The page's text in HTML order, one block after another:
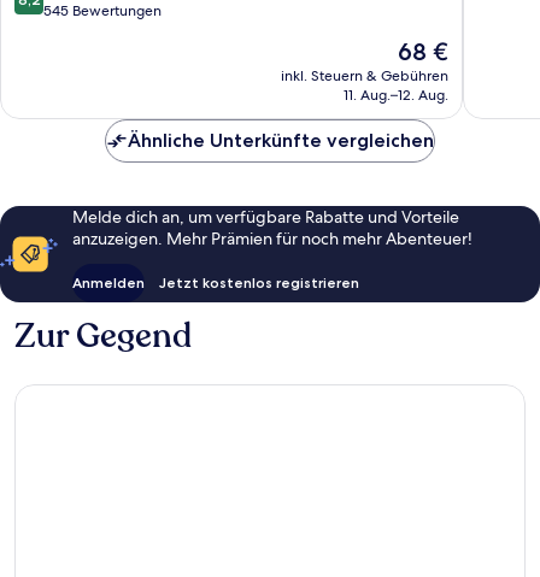
von
Bewertungen
545 Bewertungen
Der
Preis
beträgt
68 €
inkl. Steuern & Gebühren
11. Aug.–12. Aug.
Ähnliche Unterkünfte vergleichen
Melde dich an, um verfügbare Rabatte und Vorteile
anzuzeigen. Mehr Prämien für noch mehr Abenteuer!
Anmelden Jetzt kostenlos registrieren
Zur Gegend